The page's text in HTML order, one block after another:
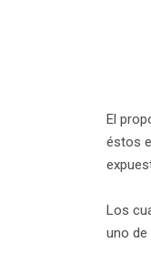
El
éstos
Los
uno de